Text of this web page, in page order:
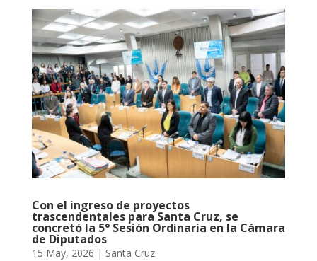
Con el ingreso de proyectos
trascendentales para Santa Cruz, se
concretó la 5° Sesión Ordinaria en la Cámara
de Diputados
15 May, 2026 | Santa Cruz